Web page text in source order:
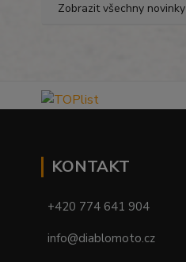
Zobrazit všechny novinky
KONTAKT
+420 774 641 904
info@diablomoto.cz